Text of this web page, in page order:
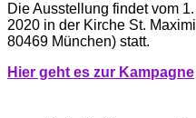
Die Ausstellung findet vom
2020 in der Kirche St.
80469 München) statt.
Hier geht es zur Kampagne